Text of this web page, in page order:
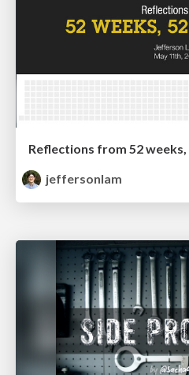
Reflections from 52
jeffersonlam